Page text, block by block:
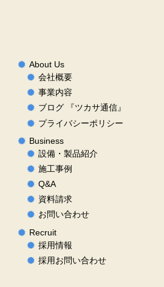
About Us
会社概要
事業内容
ブログ 『ツカサ通信』
プライバシーポリシー
Business
設備・製品紹介
施工事例
Q&A
資料請求
お問い合わせ
Recruit
採用情報
採用お問い合わせ